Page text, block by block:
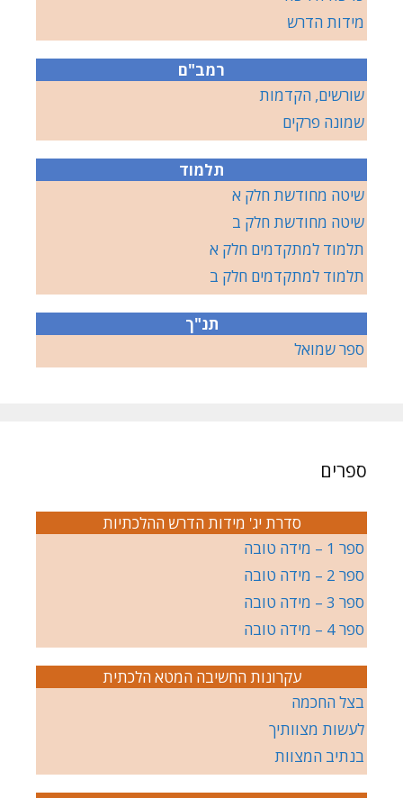
מידות הדרש
רמב"ם
שורשים, הקדמות
שמונה פרקים
תלמוד
שיטה מחודשת חלק א
שיטה מחודשת חלק ב
תלמוד למתקדמים חלק א
תלמוד למתקדמים חלק ב
תנ"ך
ספר שמואל
ספרים
סדרת יג' מידות הדרש ההלכתיות
ספר 1 – מידה טובה
ספר 2 – מידה טובה
ספר 3 – מידה טובה
ספר 4 – מידה טובה
עקרונות החשיבה המטא הלכתית
בצל החכמה
לעשות מצוותיך
בנתיב המצוות